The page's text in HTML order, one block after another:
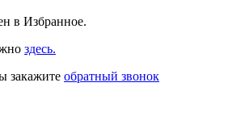
в Избранное.
здесь.
закажите обратный звонок